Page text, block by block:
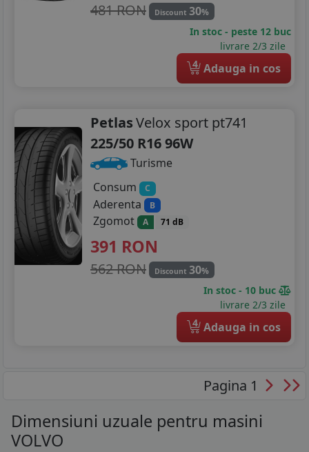
481 RON Discount 30%
In stoc - peste 12 buc
livrare 2/3 zile
4 Adauga in cos
PetlasVelox sport pt741
225/50 R16 96W
Turisme
Consum
C
Aderenta B
Zgomot A 71 dB
391 RON
562 RON Discount 30%
In stoc - 10 buc
livrare 2/3 zile
4 Adauga in cos
Pagina 1
Dimensiuni uzuale pentru masini
VOLVO